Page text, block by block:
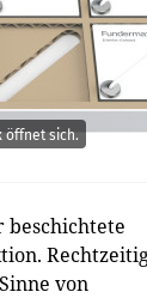
öffnet sich.
von